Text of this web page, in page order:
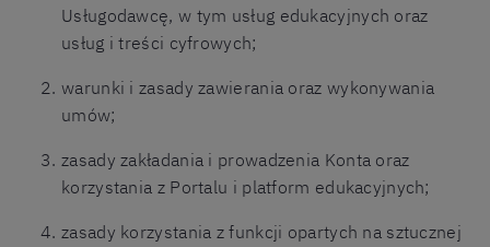
Usługodawcę, w tym usług edukacyjnych oraz
usług i treści cyfrowych;
warunki i zasady zawierania oraz wykonywania
umów;
zasady zakładania i prowadzenia Konta oraz
korzystania z Portalu i platform edukacyjnych;
zasady korzystania z funkcji opartych na sztucznej